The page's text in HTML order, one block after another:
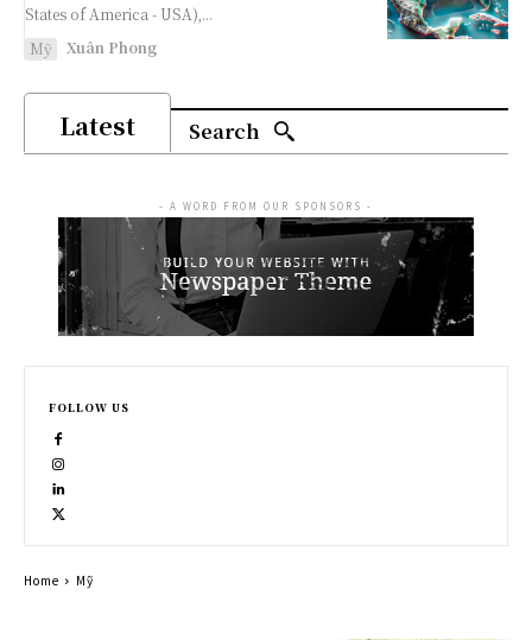
States of America - USA),...
Mỹ
Xuân Phong
Latest Search
- A WORD FROM OUR SPONSORS -
FOLLOW US
Home Mỹ